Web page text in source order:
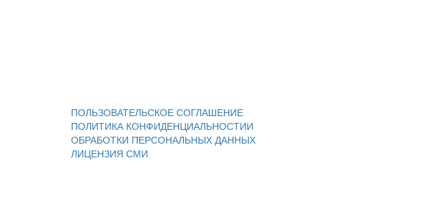
ПОЛЬЗОВАТЕЛЬСКОЕ СОГЛАШЕНИЕ
ПОЛИТИКА КОНФИДЕНЦИАЛЬНОСТИИ
ОБРАБОТКИ ПЕРСОНАЛЬНЫХ ДАННЫХ
ЛИЦЕНЗИЯ СМИ